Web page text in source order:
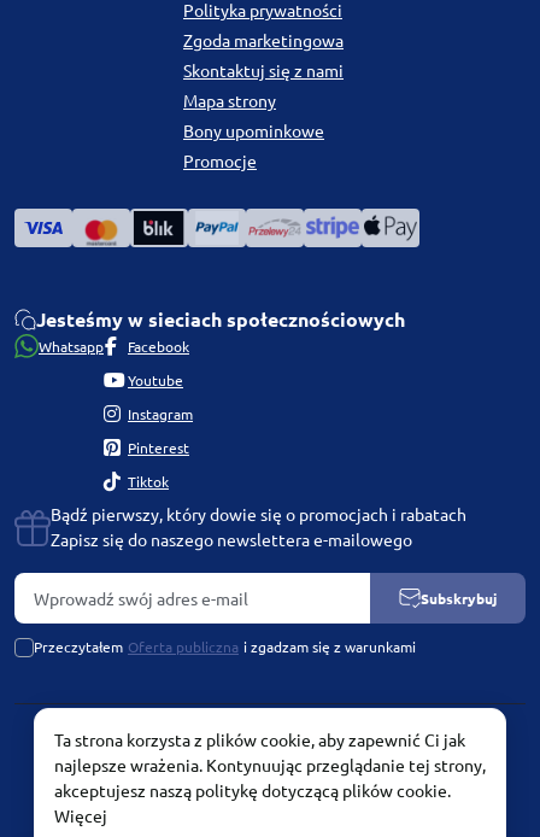
Polityka prywatności
Zgoda marketingowa
Skontaktuj się z nami
Mapa strony
Bony upominkowe
Promocje
Jesteśmy w sieciach społecznościowych
Whatsapp Facebook
Youtube
Instagram
Pinterest
Tiktok
Bądź pierwszy, który dowie się o promocjach i rabatach
Zapisz się do naszego newslettera e-mailowego
Subskrybuj
Przeczytałem Oferta publiczna i zgadzam się z warunkami
PLATINUM by Chetvertinovskaya Liubov © 2026
Ta strona korzysta z plików cookie, aby zapewnić Ci jak
najlepsze wrażenia. Kontynuując przeglądanie tej strony,
akceptujesz naszą politykę dotyczącą plików cookie.
Więcej